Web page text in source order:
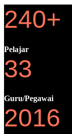
240+
Pelajar
33
Guru/Pegawai
2016